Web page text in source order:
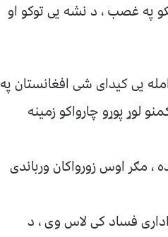
په غصب ، د نشه یی توکو او
یی کیدای شی افغانستان په
لوړ پوړو چارواکو زمینه
مګر اوس زورواکان ورباندی
فساد کی لاس وی ، د